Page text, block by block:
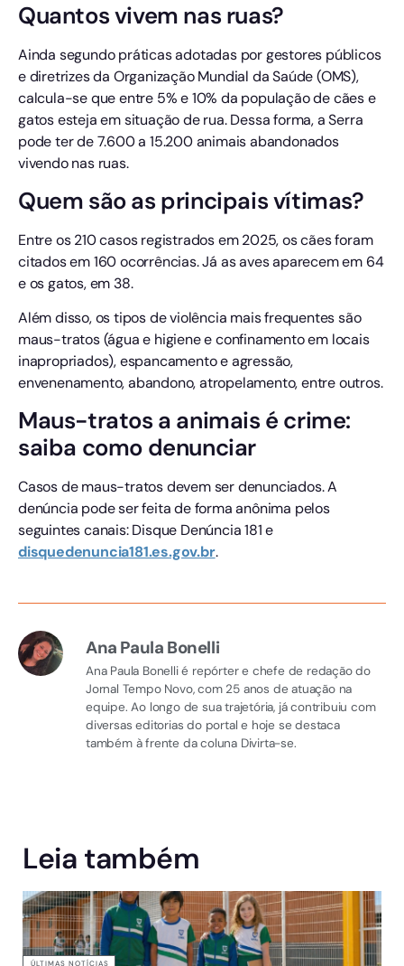
Quantos vivem nas ruas?
Ainda segundo práticas adotadas por gestores públicos
e diretrizes da Organização Mundial da Saúde (OMS),
calcula-se que entre 5% e 10% da população de cães e
gatos esteja em situação de rua. Dessa forma, a Serra
pode ter de 7.600 a 15.200 animais abandonados
vivendo nas ruas.
Quem são as principais vítimas?
Entre os 210 casos registrados em 2025, os cães foram
citados em 160 ocorrências. Já as aves aparecem em 64
e os gatos, em 38.
Além disso, os tipos de violência mais frequentes são
maus-tratos (água e higiene e confinamento em locais
inapropriados), espancamento e agressão,
envenenamento, abandono, atropelamento, entre outros.
Maus-tratos a animais é crime:
saiba como denunciar
Casos de maus-tratos devem ser denunciados. A
denúncia pode ser feita de forma anônima pelos
seguintes canais: Disque Denúncia 181 e
disquedenuncia181.es.gov.br.
Ana Paula Bonelli
Ana Paula Bonelli é repórter e chefe de redação do
Jornal Tempo Novo, com 25 anos de atuação na
equipe. Ao longo de sua trajetória, já contribuiu com
diversas editorias do portal e hoje se destaca
também à frente da coluna Divirta-se.
Leia também
ÚLTIMAS NOTÍCIAS